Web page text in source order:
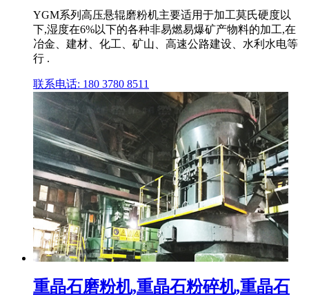
YGM系列高压悬辊磨粉机主要适用于加工莫氏硬度以
下,湿度在6%以下的各种非易燃易爆矿产物料的加工,在
冶金、建材、化工、矿山、高速公路建设、水利水电等
行 .
联系电话: 180 3780 8511
重晶石磨粉机,重晶石粉碎机,重晶石